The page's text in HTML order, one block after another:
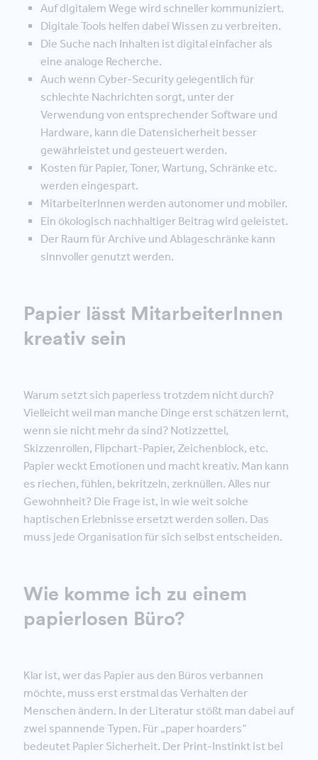
Auf digitalem Wege wird schneller kommuniziert.
Digitale Tools helfen dabei Wissen zu verbreiten.
Die Suche nach Inhalten ist digital einfacher als
eine analoge Recherche.
Auch wenn Cyber-Security gelegentlich für
schlechte Nachrichten sorgt, unter der
Verwendung von entsprechender Software und
Hardware, kann die Datensicherheit besser
gewährleistet und gesteuert werden.
Kosten für Papier, Toner, Wartung, Schränke etc.
werden eingespart.
MitarbeiterInnen werden autonomer und mobiler.
Ein ökologisch nachhaltiger Beitrag wird geleistet.
Der Raum für Archive und Ablageschränke kann
sinnvoller genutzt werden.
Papier lässt MitarbeiterInnen
kreativ sein
Warum setzt sich paperless trotzdem nicht durch?
Vielleicht weil man manche Dinge erst schätzen lernt,
wenn sie nicht mehr da sind? Notizzettel,
Skizzenrollen, Flipchart-Papier, Zeichenblock, etc.
Papier weckt Emotionen und macht kreativ. Man kann
es riechen, fühlen, bekritzeln, zerknüllen. Alles nur
Gewohnheit? Die Frage ist, in wie weit solche
haptischen Erlebnisse ersetzt werden sollen. Das
muss jede Organisation für sich selbst entscheiden.
Wie komme ich zu einem
papierlosen Büro?
Klar ist, wer das Papier aus den Büros verbannen
möchte, muss erst erstmal das Verhalten der
Menschen ändern. In der Literatur stößt man dabei auf
zwei spannende Typen. Für „paper hoarders“
bedeutet Papier Sicherheit. Der Print-Instinkt ist bei